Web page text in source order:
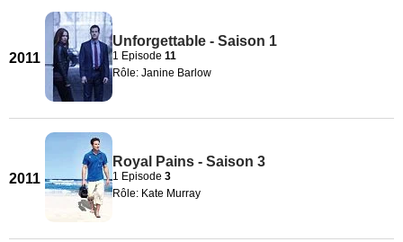
2011
Unforgettable - Saison 1
1 Episode 11
Rôle: Janine Barlow
2011
Royal Pains - Saison 3
1 Episode 3
Rôle: Kate Murray